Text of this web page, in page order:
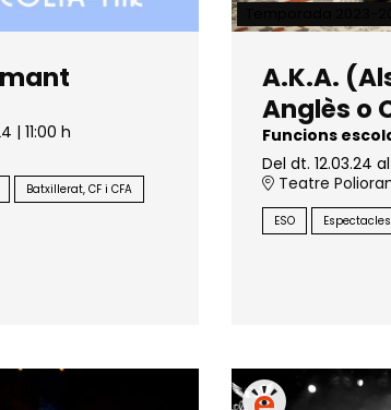
| 11:00 h
Batxillerat, CF i CFA
A.K.A.
Anglès o
Funcions
Del dt. 12.03.24
Teatre
ESO